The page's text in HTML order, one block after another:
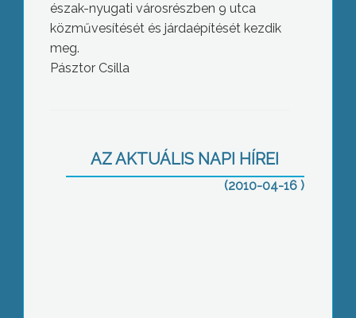
észak-nyugati városrészben 9 utca
közművesítését és járdaépítését kezdik
meg.
Pásztor Csilla
AZ AKTUÁLIS NAPI HÍREI
(2010-04-16 )
elhurcolt áldozatokra